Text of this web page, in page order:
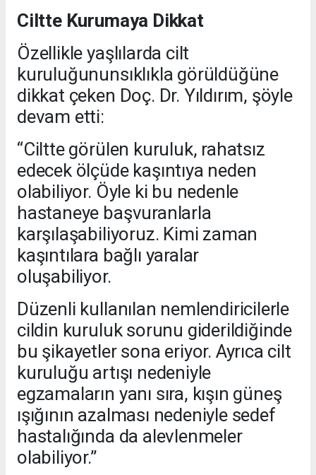
Ciltte Kurumaya Dikkat
Özellikle yaşlılarda cilt
kuruluğununsıklıkla görüldüğüne
dikkat çeken Doç. Dr. Yıldırım, şöyle
devam etti:
“Ciltte görülen kuruluk, rahatsız
edecek ölçüde kaşıntıya neden
olabiliyor. Öyle ki bu nedenle
hastaneye başvuranlarla
karşılaşabiliyoruz. Kimi zaman
kaşıntılara bağlı yaralar
oluşabiliyor.
Düzenli kullanılan nemlendiricilerle
cildin kuruluk sorunu giderildiğinde
bu şikayetler sona eriyor. Ayrıca cilt
kuruluğu artışı nedeniyle
egzamaların yanı sıra, kışın güneş
ışığının azalması nedeniyle sedef
hastalığında da alevlenmeler
olabiliyor.”